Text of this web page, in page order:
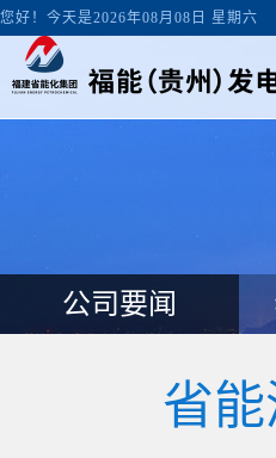
您好！今天是2026年08月08日 星期六
公司要闻
省